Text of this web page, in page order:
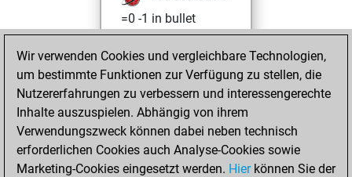
=0 -1 in bullet
Mittwoch, Januar
6, 2021
You won
against Fritz
Fritz
You achieved a
BeautyScore of 7
Wir verwenden Cookies und vergleichbare Technologien,
um bestimmte Funktionen zur Verfügung zu stellen, die
Nutzererfahrungen zu verbessern und interessengerechte
Inhalte auszuspielen. Abhängig von ihrem
Verwendungszweck können dabei neben technisch
erforderlichen Cookies auch Analyse-Cookies sowie
Marketing-Cookies eingesetzt werden. Hierkönnen Sie der